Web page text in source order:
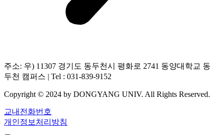
주소: 우) 11307 경기도 동두천시 평화로 2741 동양대학교 동
두천 캠퍼스 | Tel : 031-839-9152
Copyright © 2024 by DONGYANG UNIV. All Rights Reserved.
교내전화번호
개인정보처리방침